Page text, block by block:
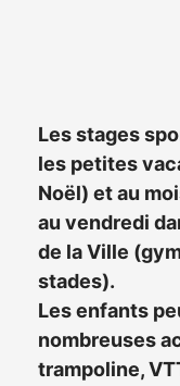
Les stages
les petites
Noël) et au
au vendredi
de la Ville
stades).
Les enfants
nombreuses
trampoline,